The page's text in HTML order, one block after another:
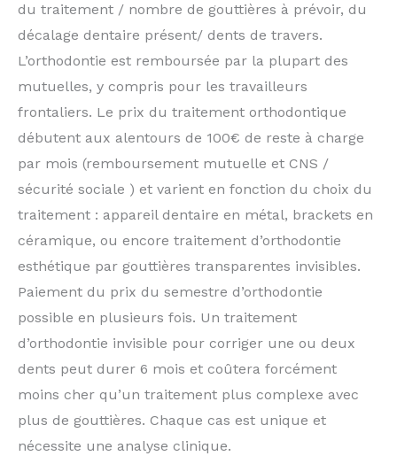
du traitement / nombre de gouttières à prévoir, du
décalage dentaire présent/ dents de travers.
L’orthodontie est remboursée par la plupart des
mutuelles, y compris pour les travailleurs
frontaliers. Le prix du traitement orthodontique
débutent aux alentours de 100€ de reste à charge
par mois (remboursement mutuelle et CNS /
sécurité sociale ) et varient en fonction du choix du
traitement : appareil dentaire en métal, brackets en
céramique, ou encore traitement d’orthodontie
esthétique par gouttières transparentes invisibles.
Paiement du prix du semestre d’orthodontie
possible en plusieurs fois. Un traitement
d’orthodontie invisible pour corriger une ou deux
dents peut durer 6 mois et coûtera forcément
moins cher qu’un traitement plus complexe avec
plus de gouttières. Chaque cas est unique et
nécessite une analyse clinique.